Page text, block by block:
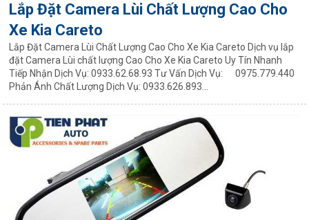
Lắp Đặt Camera Lùi Chất Lượng Cao Cho
Xe Kia Careto
Lắp Đặt Camera Lùi Chất Lượng Cao Cho Xe Kia Careto Dịch vụ lắp
đặt Camera Lùi chất lượng Cao Cho Xe Kia Careto Uy Tín Nhanh
Tiếp Nhận Dịch Vụ: 0933.62.68.93 Tư Vấn Dịch Vụ: 0975.779.440
Phản Ánh Chất Lượng Dịch Vụ: 0933.626.893...